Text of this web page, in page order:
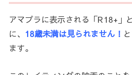
アマプラに表示される「R18+」
に、 18歳未満は見られません！
ます。